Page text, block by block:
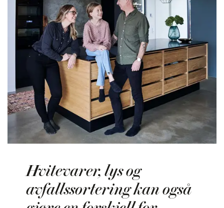
Hvitevarer, lys og
avfallssortering kan også